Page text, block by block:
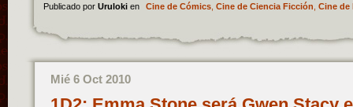
Publicado por Uruloki en Cine de Cómics, Cine de Ciencia Ficción Cine de
Mié 6 Oct 2010